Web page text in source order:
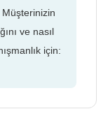
ve nasıl
için: